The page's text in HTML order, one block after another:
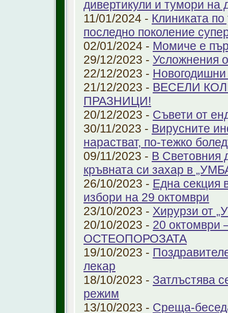
дивертикули и тумори на
11/01/2024 - Клиниката
последно поколение
02/01/2024 - Момиче е
29/12/2023 - Усложнения
22/12/2023 -
21/12/2023 - ВЕСЕЛИ
ПРАЗНИЦИ!
20/12/2023 - Съвети от
30/11/2023 - Вирусните
нарастват, по-тежко
09/11/2023 - В Световния
кръвната си захар в
26/10/2023 - Една секция
избори на 29 октомври
23/10/2023 - Хирурзи от
20/10/2023 - 20
ОСТЕОПОРОЗАТА
19/10/2023 -
лекар
18/10/2023 - Затлъстява
режим
13/10/2023 - Среща-